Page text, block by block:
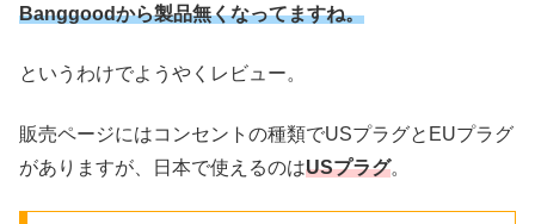
Banggoodから製品無くなってますね。
というわけでようやくレビュー。
販売ページにはコンセントの種類でUSプラグとEUプラグ
がありますが、日本で使えるのはUSプラグ。